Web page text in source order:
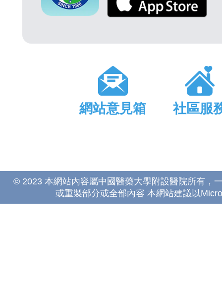
網站意見箱 社區服
© 2023 本網站內容屬中國醫藥大學附設醫院所有，
或重製部分或全部內容 本網站建議以